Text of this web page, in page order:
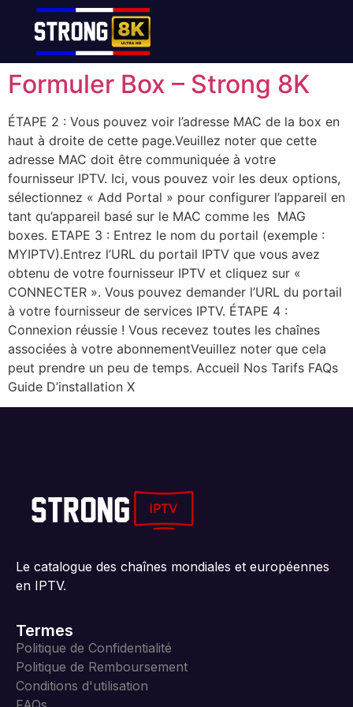
Formuler Box​ – Strong 8K
ÉTAPE 2 : Vous pouvez voir l’adresse MAC de la box en
haut à droite de cette page.Veuillez noter que cette
adresse MAC doit être communiquée à votre
fournisseur IPTV. Ici, vous pouvez voir les deux options,
sélectionnez « Add Portal » pour configurer l’appareil en
tant qu’appareil basé sur le MAC comme les MAG
boxes. ETAPE 3 : Entrez le nom du portail (exemple :
MYIPTV).Entrez l’URL du portail IPTV que vous avez
obtenu de votre fournisseur IPTV et cliquez sur «
CONNECTER ». Vous pouvez demander l’URL du portail
à votre fournisseur de services IPTV. ÉTAPE 4 :
Connexion réussie ! Vous recevez toutes les chaînes
associées à votre abonnementVeuillez noter que cela
peut prendre un peu de temps. Accueil Nos Tarifs FAQs
Guide D’installation X
Le catalogue des chaînes mondiales et européennes
en IPTV.
Termes
Politique de Confidentialité
Politique de Remboursement
Conditions d'utilisation